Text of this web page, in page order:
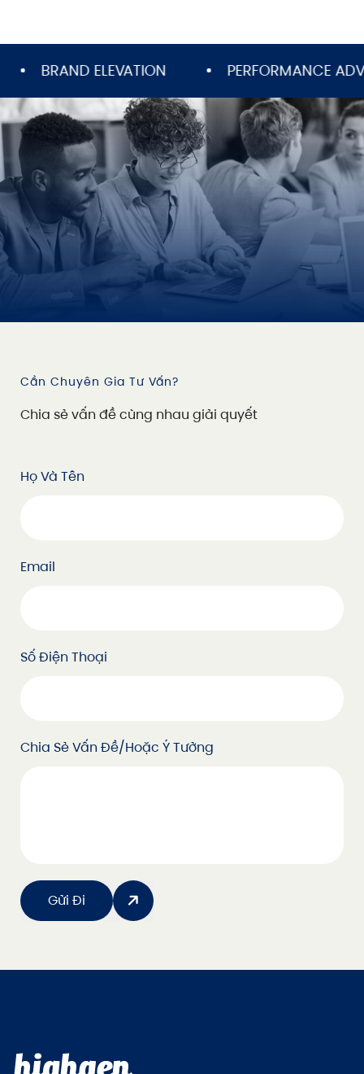
BRAND ELEVATION PERFORMANCE
Cần Chuyên Gia Tư Vấn?
Chia sẻvấn đềcùng nhau giải quyết
Họ Và Tên
Email
Số Điện Thoại
Chia Sẻ Vấn Đề/hoặc Ý Tưởng
Gửi Đi